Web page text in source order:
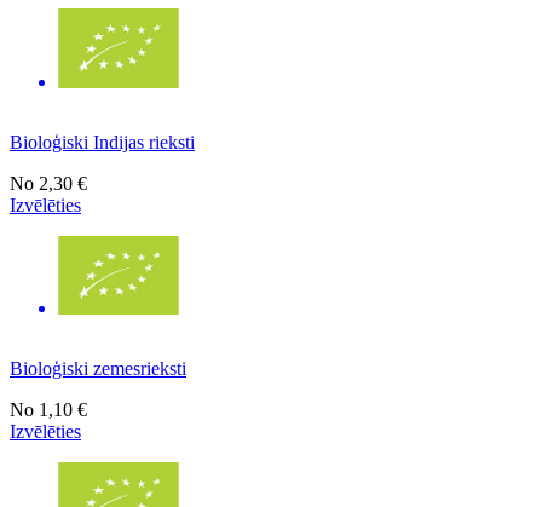
Bioloģiski Indijas rieksti
No 2,30 €
Izvēlēties
Bioloģiski zemesrieksti
No 1,10 €
Izvēlēties